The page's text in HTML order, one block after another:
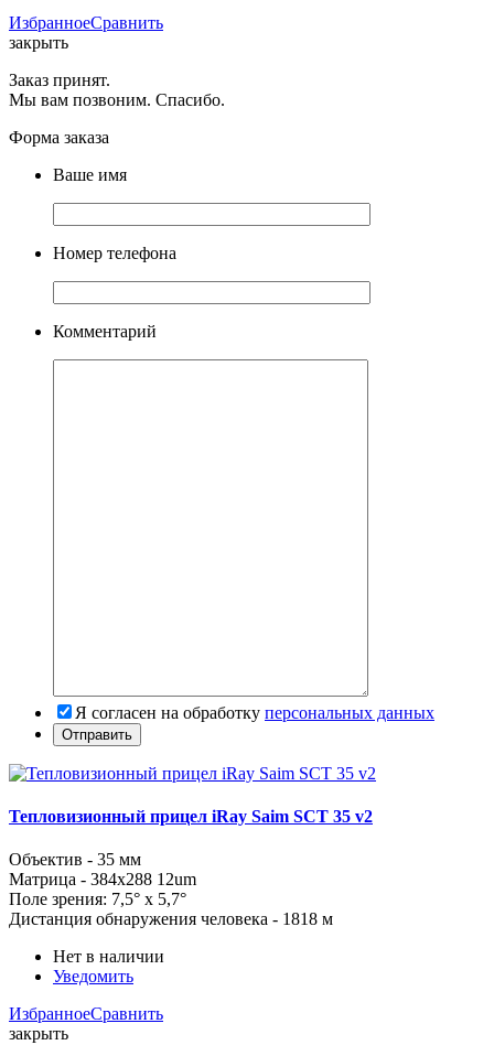
ИзбранноеСравнить
закрыть
Заказ принят.
Мы вам позвоним. Спасибо.
Форма заказа
Ваше имя
Номер телефона
Комментарий
Я согласен на обработку персональных данных
Тепловизионный прицел iRay Saim SCT 35 v2
Объектив - 35 мм
Матрица - 384x288 12um
Поле зрения: 7,5° x 5,7°
Дистанция обнаружения человека - 1818 м
Нет в наличии
Уведомить
ИзбранноеСравнить
закрыть